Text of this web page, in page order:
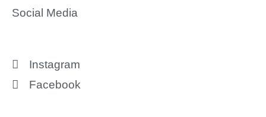
Social Media
Instagram
Facebook